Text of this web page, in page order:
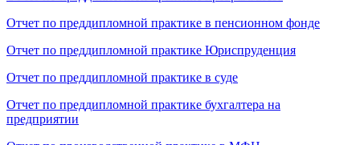
Отчет по преддипломной практике в пенсионном фонде
Отчет по преддипломной практике Юриспруденция
Отчет по преддипломной практике в суде
Отчет по преддипломной практике бухгалтера на
предприятии